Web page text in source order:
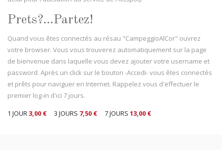
Prets?...Partez!
Quand vous êtes connectés au résau "CampeggioAlCor" ouvrez
votre browser. Vous vous trouverez automatiquement sur la page
de bienvenue dans laquelle vous devez ajouter votre username et
password. Après un click sur le bouton -Accedi- vous êtes connectés
et prêts pour naviguer en Internet. Rappelez vous d'effectuer le
premier log-in d'ici 7 jours.
1 JOUR3,00 € 3 JOURS 7,50 € 7 JOURS 13,00 €